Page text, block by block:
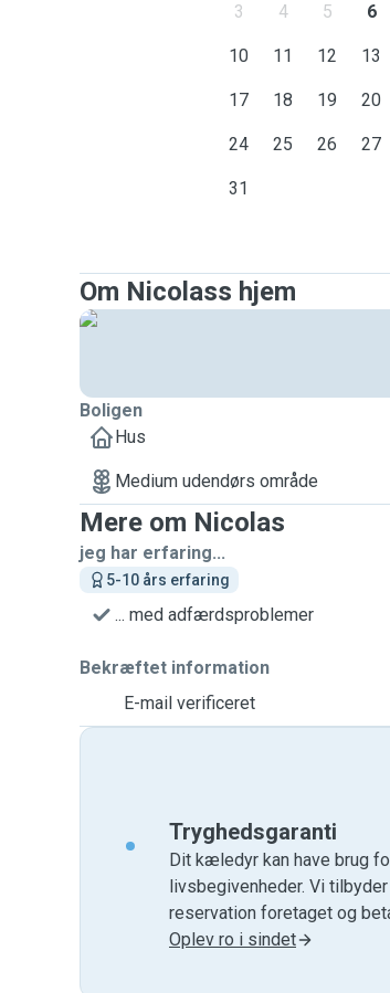
3 4 5 6
10 11 12 13
17 18 19 20
24 25 26 27
31
Om Nicolass hjem
Boligen
Hus
Medium udendørs område
Mere om Nicolas
jeg har erfaring...
5-10 års erfaring
... med adfærdsproblemer
Bekræftet information
E-mail verificeret
Tryghedsgaranti
Dit kæledyr kan have brug
livsbegivenheder. Vi tilbyder
reservation foretaget og
Oplev ro i sindet